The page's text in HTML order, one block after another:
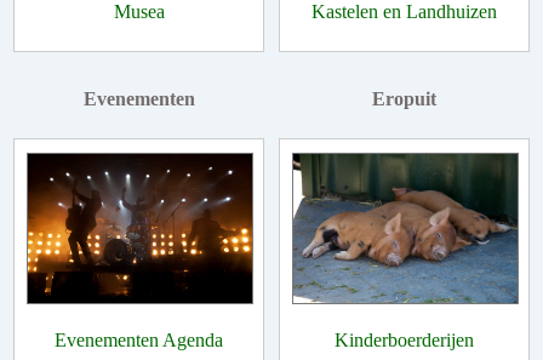
Musea Kastelen en Landhuizen
Evenementen
Evenementen Agenda
Eropuit
Kinderboerderijen